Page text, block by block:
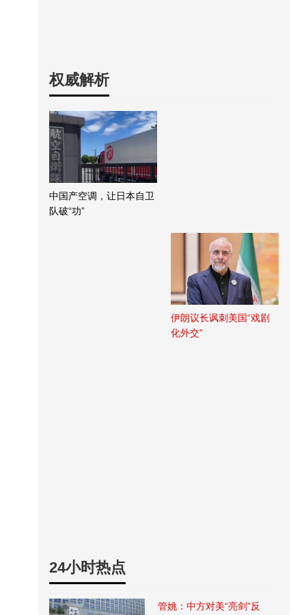
权威解析
中国产空调，让日本自卫
队破“功”
伊朗议长讽刺美国“戏剧
化外交”
24小时热点
管姚：中方对美“亮剑”反